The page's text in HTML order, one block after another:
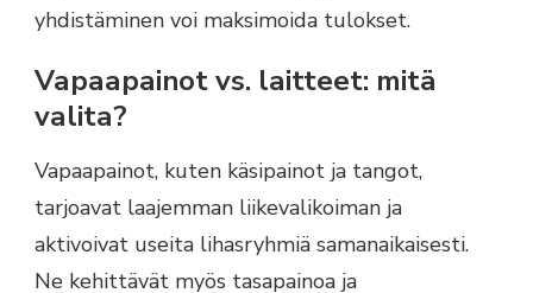
yhdistäminen voi maksimoida tulokset.
Vapaapainot vs. laitteet: mitä
valita?
Vapaapainot, kuten käsipainot ja tangot,
tarjoavat laajemman liikevalikoiman ja
aktivoivat useita lihasryhmiä samanaikaisesti.
Ne kehittävät myös tasapainoa ja